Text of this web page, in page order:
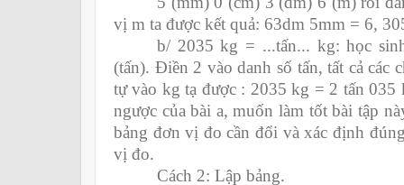
vị m ta được kết quả: 63dm 5mm = 6,
b/ 2035 kg = ...tấn... kg: học
(tấn). Điền 2 vào danh số tấn, tất cả các
tự vào kg tạ được : 2035 kg = 2 tấn
ngược của bài a, muốn làm tốt bài tập
bảng đơn vị đo cần đổi và xác định
vị đo.
Cách 2: Lập bảng.